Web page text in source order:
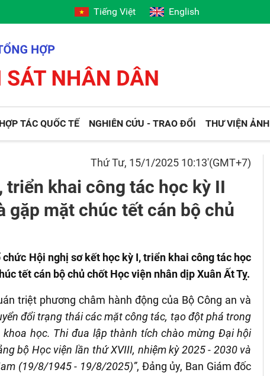
Tiếng Việt English
HỢP TÁC QUỐC TẾ NGHIÊN CỨU - TRAO ĐỔI THƯ VIỆN ẢNH
Thứ Tư, 15/1/2025 10:13'(GMT+7)
triển khai công tác học kỳ II
gặp mặt chúc tết cán bộ chủ
Hội nghị sơ kết học kỳ I, triển khai công tác học
tết cán bộ chủ chốt Học viện nhân dịp Xuân Ất Tỵ.
triệt phương châm hành động của Bộ Công an và
đổi trạng thái các mặt công tác, tạo đột phá trong
học. Thi đua lập thành tích chào mừng Đại hội
bộ Học viện lần thứ XVIII, nhiệm kỳ 2025 - 2030 và
(19/8/1945 - 19/8/2025)”, Đảng ủy, Ban Giám đốc